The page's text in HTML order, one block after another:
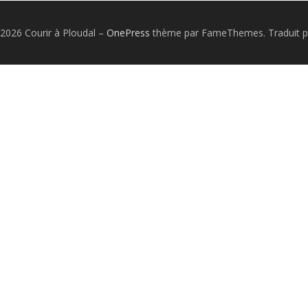
Courir à Ploudal – OnePress thème par FameThemes. Traduit